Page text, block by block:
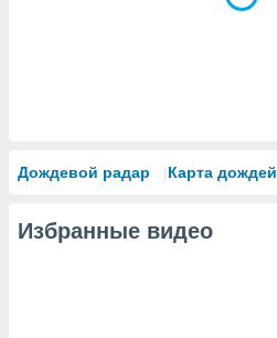
Дождевой радар Карта дождей
Избранные видео